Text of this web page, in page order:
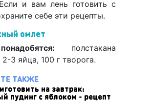
и вам лень готовить с
себе эти рецепты.
омлет
полстакана
3 яйца, 100 г творога.
ТАКЖЕ
на завтрак:
пудинг с яблоком - рецепт